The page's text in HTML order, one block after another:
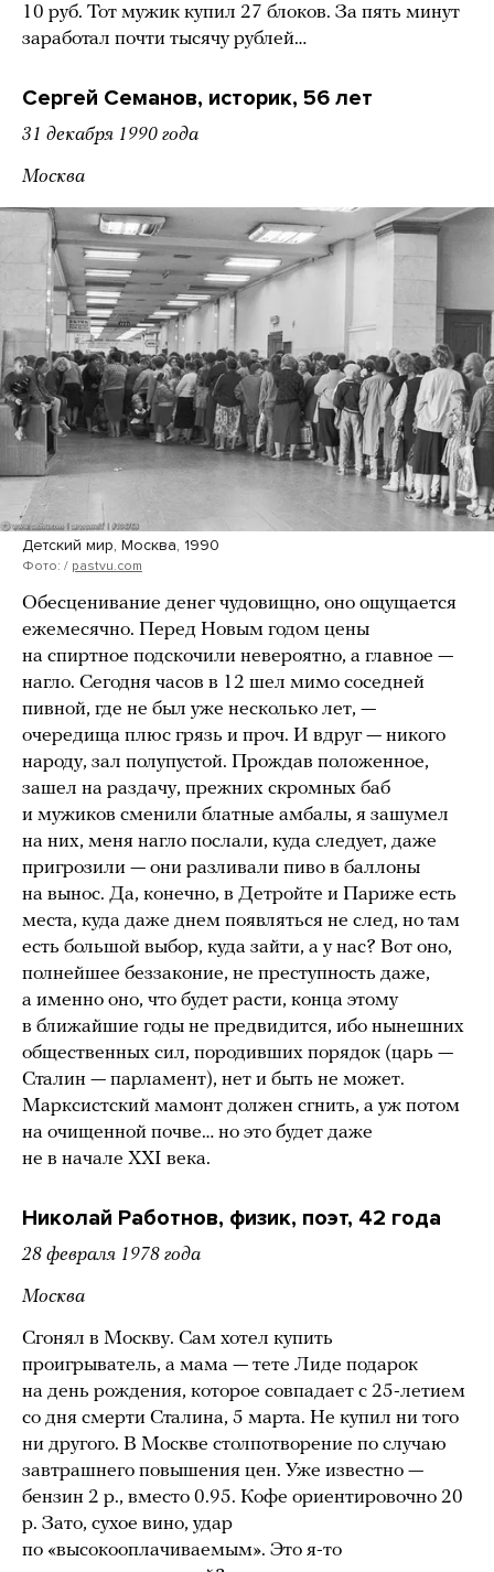
10 руб. Тот мужик купил 27 блоков. За пять минут
заработал почти тысячу рублей…
Сергей Семанов, историк, 56 лет
31 декабря 1990 года
Москва
Детский мир, Москва, 1990
Фото: / pastvu.com
Обесценивание денег чудовищно, оно ощущается
ежемесячно. Перед Новым годом цены
на спиртное подскочили невероятно, а главное —
нагло. Сегодня часов в 12 шел мимо соседней
пивной, где не был уже несколько лет, —
очередища плюс грязь и проч. И вдруг — никого
народу, зал полупустой. Прождав положенное,
зашел на раздачу, прежних скромных баб
и мужиков сменили блатные амбалы, я зашумел
на них, меня нагло послали, куда следует, даже
пригрозили — они разливали пиво в баллоны
на вынос. Да, конечно, в Детройте и Париже есть
места, куда даже днем появляться не след, но там
есть большой выбор, куда зайти, а у нас? Вот оно,
полнейшее беззаконие, не преступность даже,
а именно оно, что будет расти, конца этому
в ближайшие годы не предвидится, ибо нынешних
общественных сил, породивших порядок (царь —
Сталин — парламент), нет и быть не может.
Марксистский мамонт должен сгнить, а уж потом
на очищенной почве… но это будет даже
не в начале XXI века.
Николай Работнов, физик, поэт, 42 года
28 февраля 1978 года
Москва
Сгонял в Москву. Сам хотел купить
проигрыватель, а мама — тете Лиде подарок
на день рождения, которое совпадает с 25-летием
со дня смерти Сталина, 5 марта. Не купил ни того
ни другого. В Москве столпотворение по случаю
завтрашнего повышения цен. Уже известно —
бензин 2 р., вместо 0.95. Кофе ориентировочно 20
р. Зато, сухое вино, удар
по «высокооплачиваемым». Это я-то